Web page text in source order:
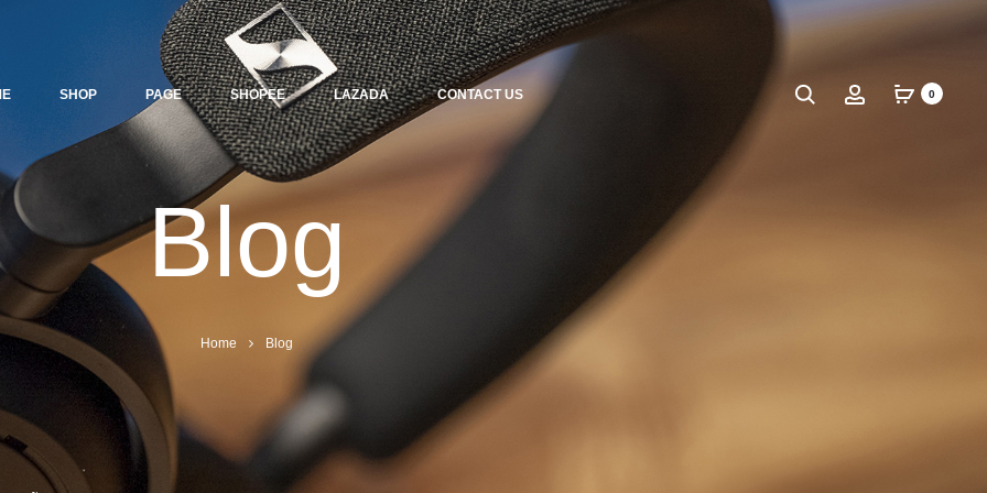
SHOP PAGE SHOPEE LAZADA CONTACT US Search Account 0
Blog
Home Blog